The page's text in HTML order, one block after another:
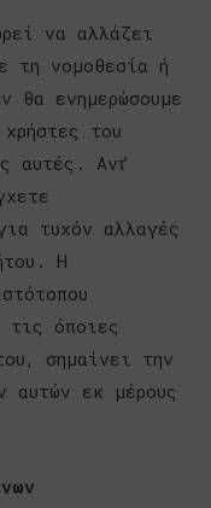
να αλλάζει
τη νομοθεσία ή
θα ενημερώσουμε
του
αυτές. Αντ̓
τυχόν αλλαγές
Η
τις όποιες
σημαίνει την
αυτών εκ μέρους